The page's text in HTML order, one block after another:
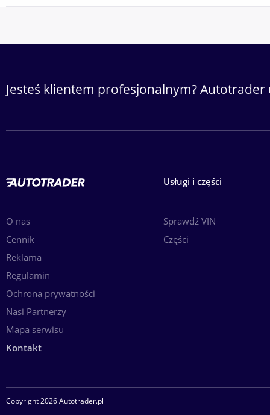
Jesteś klientem profesjonalnym?
O nas
Cennik
Reklama
Regulamin
Ochrona prywatności
Nasi Partnerzy
Mapa serwisu
Kontakt
Usługi i części
Sprawdź VIN
Części
Copyright 2026 Autotrader.pl